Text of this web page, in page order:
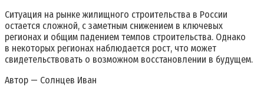
Ситуация на рынке жилищного строительства в России
остается сложной, с заметным снижением в ключевых
регионах и общим падением темпов строительства. Однако
в некоторых регионах наблюдается рост, что может
свидетельствовать о возможном восстановлении в будущем.
Автор — Солнцев Иван